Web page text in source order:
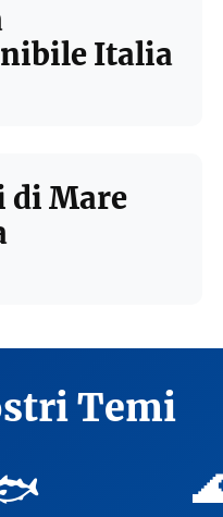
Italia
di Mare
Temi